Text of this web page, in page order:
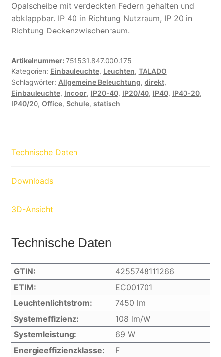
Opalscheibe mit verdeckten Federn gehalten und
abklappbar. IP 40 in Richtung Nutzraum, IP 20 in
Richtung Deckenzwischenraum.
Artikelnummer: 751531.847.000.175
Kategorien: Einbauleuchte, Leuchten, TALADO
Schlagwörter: Allgemeine Beleuchtung, direkt,
Einbauleuchte, Indoor, IP20-40, IP20/40, IP40, IP40-20,
IP40/20, Office, Schule, statisch
Technische Daten
Downloads
3D-Ansicht
Technische Daten
GTIN:
4255748111266
ETIM:
EC001701
Leuchtenlichtstrom:
7450 lm
Systemeffizienz:
108 lm/W
Systemleistung:
69 W
Energieeffizienzklasse:
F